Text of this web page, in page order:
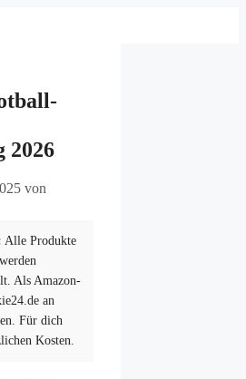
2026
von
Alle Produkte
Als Amazon-
an
Für dich
Kosten.